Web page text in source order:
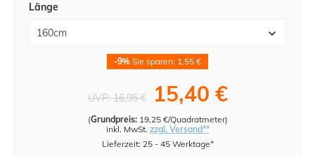
Länge
-9% Sie sparen: 1,55 €
UVP:16,95 € 15,40 €
(Grundpreis: 19,25 €/Quadratmeter)
inkl. MwSt. zzgl. Versand**
Lieferzeit: 25 - 45 Werktage*